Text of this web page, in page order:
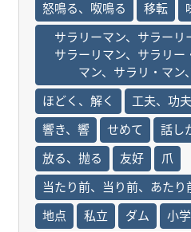
怒鳴る、呶鳴る
移転
サラリーマン、サラーリ
サラーリマン、サラリー
マン、サラリ・マン
ほどく、解く
工夫、功夫
響き、響
せめて
話し
放る、抛る
友好
爪
当たり前、当り前、あたり
地点
私立 ダム
小